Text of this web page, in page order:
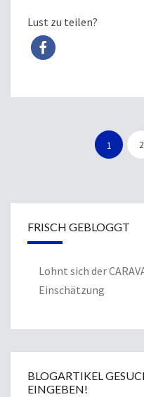
Lust zu teilen?
1 2
FRISCH GEBLOGGT
Lohnt sich der
Einschätzung
BLOGARTIKEL
EINGEBEN!